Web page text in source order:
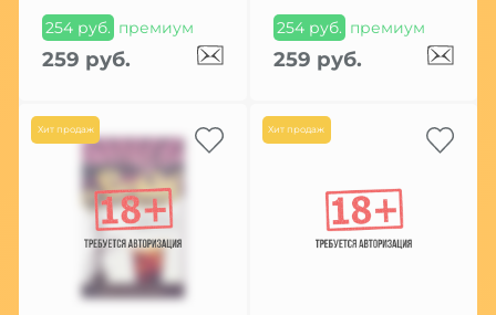
254 руб. премиум
259 руб.
254 руб. премиум
259 руб.
Хит продаж Хит продаж